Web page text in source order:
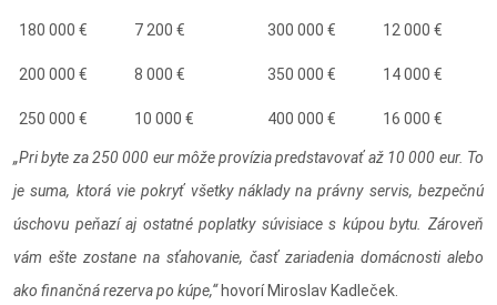
180 000 € 7 200 € 300 000 € 12 000 €
200 000 € 8 000 € 350 000 € 14 000 €
250 000 € 10 000 € 400 000 € 16 000 €
„Pri byte za 250 000 eur môže provízia predstavovať až 10 000 eur. To
je suma, ktorá vie pokryť všetky náklady na právny servis, bezpečnú
úschovu peňazí aj ostatné poplatky súvisiace s kúpou bytu. Zároveň
vám ešte zostane na sťahovanie, časť zariadenia domácnosti alebo
ako finančná rezerva po kúpe,“ hovorí Miroslav Kadleček.